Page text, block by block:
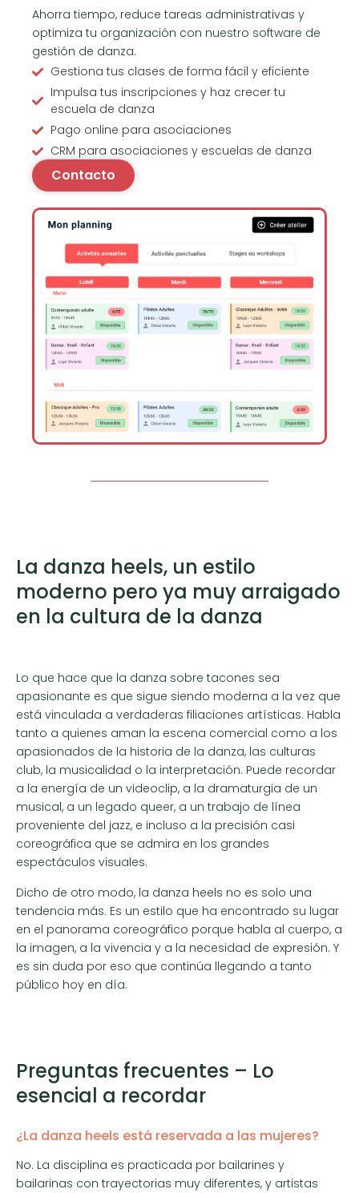
Ahorra tiempo, reduce tareas administrativas y
optimiza tu organización con nuestro software de
gestión de danza.
Gestiona tus clases de forma fácil y eficiente
Impulsa tus inscripciones y haz crecer tu
escuela de danza
Pago online para asociaciones
CRM para asociaciones y escuelas de danza
Contacto
La danza heels, un estilo
moderno pero ya muy arraigado
en la cultura de la danza
Lo que hace que la danza sobre tacones sea
apasionante es que sigue siendo moderna a la vez que
está vinculada a verdaderas filiaciones artísticas. Habla
tanto a quienes aman la escena comercial como a los
apasionados de la historia de la danza, las culturas
club, la musicalidad o la interpretación. Puede recordar
a la energía de un videoclip, a la dramaturgia de un
musical, a un legado queer, a un trabajo de línea
proveniente del jazz, e incluso a la precisión casi
coreográfica que se admira en los grandes
espectáculos visuales.
Dicho de otro modo, la danza heels no es solo una
tendencia más. Es un estilo que ha encontrado su lugar
en el panorama coreográfico porque habla al cuerpo, a
la imagen, a la vivencia y a la necesidad de expresión. Y
es sin duda por eso que continúa llegando a tanto
público hoy en día.
Preguntas frecuentes – Lo
esencial a recordar
¿La danza heels está reservada a las mujeres?
No. La disciplina es practicada por bailarines y
bailarinas con trayectorias muy diferentes, y artistas